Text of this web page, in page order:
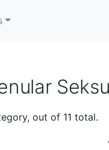
out of 11 total.